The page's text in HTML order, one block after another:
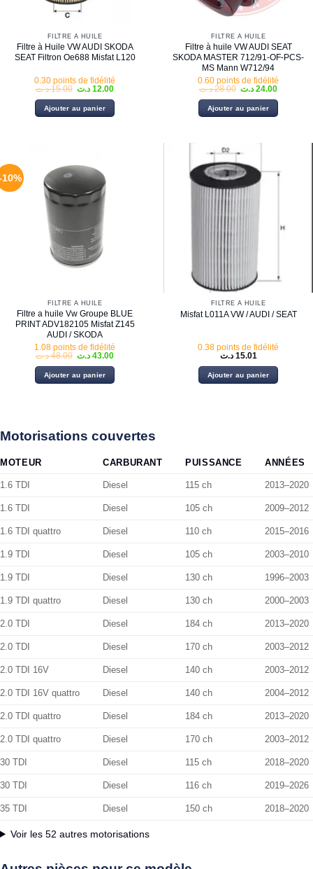
FILTRE À HUILE
Filtre à Huile VW AUDI SKODA
SEAT Filtron Oe688 Misfat L120
0.30 points de fidélité
15.00 د.ت
Le
initial
était :
12.00 د.ت
Le
actuel
est :
Ajouter au panier
FILTRE À HUILE
Filtre à huile VW AUDI SEAT
SKODA MASTER 712/91-OF-PCS-
MS Mann W712/94
0.60 points de fidélité
28.00 د.ت
Le
initial
était :
24.00 د.ت
Le
actuel
est :
Ajouter au panier
FILTRE À HUILE
Filtre a huile Vw Groupe BLUE
PRINT ADV182105 Misfat Z145
AUDI / SKODA
1.08 points de fidélité
48.00 د.ت
Le
initial
était :
43.00 د.ت
Le
actuel
est :
Ajouter au panier
FILTRE À HUILE
Misfat L011A VW / AUDI / SEAT
0.38 points de fidélité
15.01 د.ت
Ajouter au panier
Motorisations couvertes
MOTEUR CARBURANT PUISSANCE ANNÉES
1.6 TDI Diesel 115 ch 2013–2020
1.6 TDI Diesel 105 ch 2009–2012
1.6 TDI quattro Diesel 110 ch 2015–2016
1.9 TDI Diesel 105 ch 2003–2010
1.9 TDI Diesel 130 ch 1996–2003
1.9 TDI quattro Diesel 130 ch 2000–2003
2.0 TDI Diesel 184 ch 2013–2020
2.0 TDI Diesel 170 ch 2003–2012
2.0 TDI 16V Diesel 140 ch 2003–2012
2.0 TDI 16V quattro Diesel 140 ch 2004–2012
2.0 TDI quattro Diesel 184 ch 2013–2020
2.0 TDI quattro Diesel 170 ch 2003–2012
30 TDI Diesel 115 ch 2018–2020
30 TDI Diesel 116 ch 2019–2026
35 TDI Diesel 150 ch 2018–2020
Voir les 52 autres motorisations